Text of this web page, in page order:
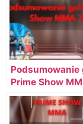
Podsumowanie
Prime Show